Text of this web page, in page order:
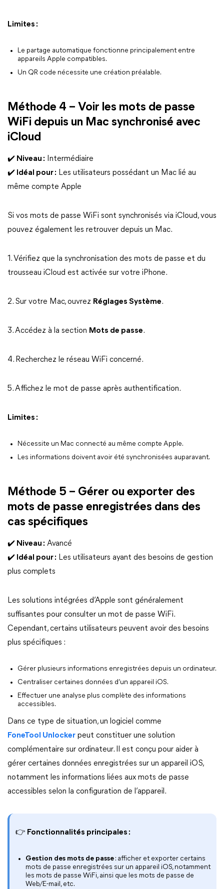
Limites :
Le partage automatique fonctionne principalement entre
appareils Apple compatibles.
Un QR code nécessite une création préalable.
Méthode 4 – Voir les mots de passe
WiFi depuis un Mac synchronisé avec
iCloud
✔️ Niveau : Intermédiaire
✔️ Idéal pour : Les utilisateurs possédant un Mac lié au
même compte Apple
Si vos mots de passe WiFi sont synchronisés via iCloud, vous
pouvez également les retrouver depuis un Mac.
1. Vérifiez que la synchronisation des mots de passe et du
trousseau iCloud est activée sur votre iPhone.
2. Sur votre Mac, ouvrez Réglages Système.
3. Accédez à la section Mots de passe.
4. Recherchez le réseau WiFi concerné.
5. Affichez le mot de passe après authentification.
Limites :
Nécessite un Mac connecté au même compte Apple.
Les informations doivent avoir été synchronisées auparavant.
Méthode 5 – Gérer ou exporter des
mots de passe enregistrées dans des
cas spécifiques
✔️ Niveau : Avancé
✔️ Idéal pour : Les utilisateurs ayant des besoins de gestion
plus complets
Les solutions intégrées d’Apple sont généralement
suffisantes pour consulter un mot de passe WiFi.
Cependant, certains utilisateurs peuvent avoir des besoins
plus spécifiques :
Gérer plusieurs informations enregistrées depuis un ordinateur.
Centraliser certaines données d’un appareil iOS.
Effectuer une analyse plus complète des informations
accessibles.
Dans ce type de situation, un logiciel comme
FoneTool Unlocker peut constituer une solution
complémentaire sur ordinateur. Il est conçu pour aider à
gérer certaines données enregistrées sur un appareil iOS,
notamment les informations liées aux mots de passe
accessibles selon la configuration de l’appareil.
👉 Fonctionnalités principales :
Gestion des mots de passe : afficher et exporter certains
mots de passe enregistrées sur un appareil iOS, notamment
les mots de passe WiFi, ainsi que les mots de passe de
Web/E-mail, etc.